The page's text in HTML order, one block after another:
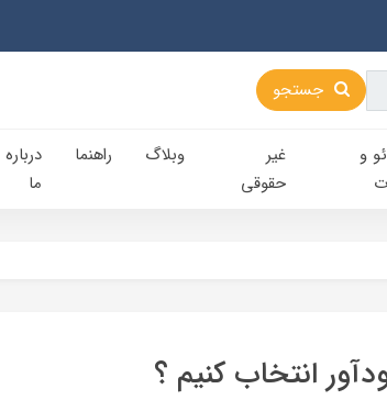
جستجو
و
غیر
حقوقی
وبلاگ راهنما
درباره
ما
انتخاب کنیم ؟